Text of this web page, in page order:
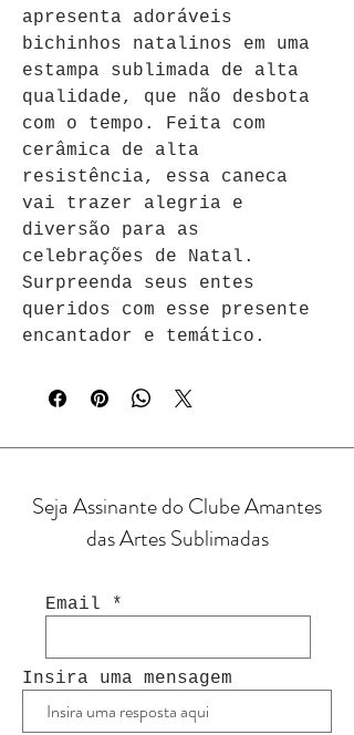
apresenta adoráveis
bichinhos natalinos em uma
estampa sublimada de alta
qualidade, que não desbota
com o tempo. Feita com
cerâmica de alta
resistência, essa caneca
vai trazer alegria e
diversão para as
celebrações de Natal.
Surpreenda seus entes
queridos com esse presente
encantador e temático.
Seja Assinante do Clube Amantes
das Artes Sublimadas
Email
Insira uma mensagem